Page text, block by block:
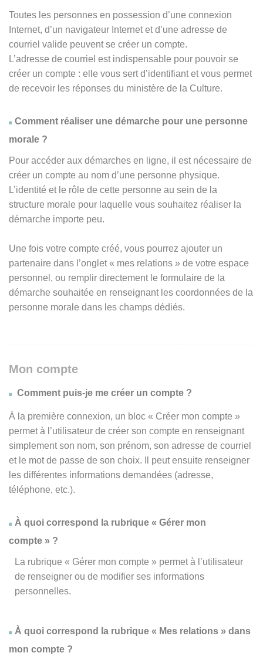
Toutes les personnes en possession d’une connexion
Internet, d’un navigateur Internet et d’une adresse de
courriel valide peuvent se créer un compte.
L’adresse de courriel est indispensable pour pouvoir se
créer un compte : elle vous sert d’identifiant et vous permet
de recevoir les réponses du ministère de la Culture.
Comment réaliser une démarche pour une personne
morale ?
Pour accéder aux démarches en ligne, il est nécessaire de
créer un compte au nom d’une personne physique.
L’identité et le rôle de cette personne au sein de la
structure morale pour laquelle vous souhaitez réaliser la
démarche importe peu.
Une fois votre compte créé, vous pourrez ajouter un
partenaire dans l’onglet « mes relations » de votre espace
personnel, ou remplir directement le formulaire de la
démarche souhaitée en renseignant les coordonnées de la
personne morale dans les champs dédiés.
Mon compte
Comment puis-je me créer un compte ?
À la première connexion, un bloc « Créer mon compte »
permet à l’utilisateur de créer son compte en renseignant
simplement son nom, son prénom, son adresse de courriel
et le mot de passe de son choix. Il peut ensuite renseigner
les différentes informations demandées (adresse,
téléphone, etc.).
À quoi correspond la rubrique « Gérer mon
compte » ?
La rubrique « Gérer mon compte » permet à l’utilisateur
de renseigner ou de modifier ses informations
personnelles.
À quoi correspond la rubrique « Mes relations » dans
mon compte ?